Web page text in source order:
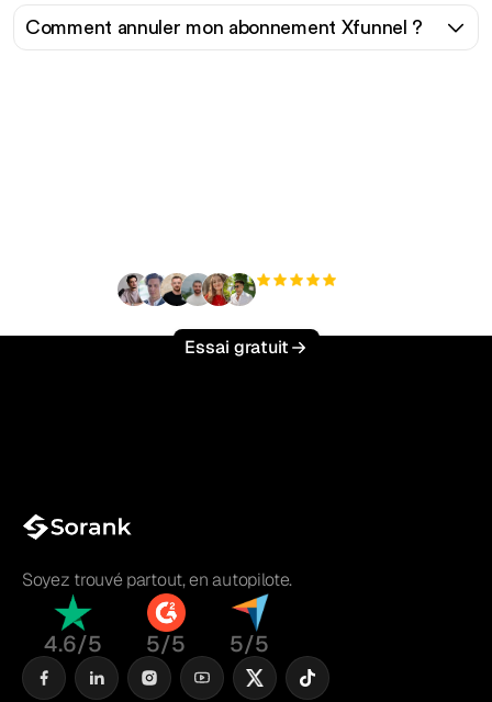
Comment annuler mon abonnement Xfunnel ?
Essai gratuit
Soyez trouvé partout, en autopilote.
4.6/5 5/5 5/5